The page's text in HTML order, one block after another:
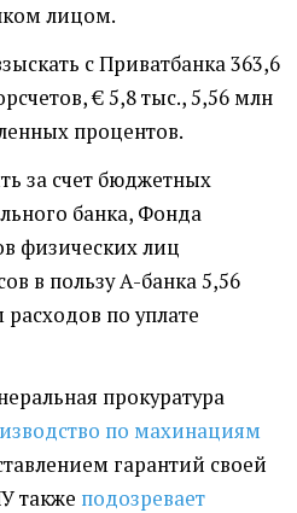
лицом.
с Приватбанка 363,6
€ 5,8 тыс., 5,56 млн
процентов.
за счет бюджетных
банка, Фонда
физических лиц
в пользу А-банка 5,56
по уплате
прокуратура
по махинациям
гарантий своей
также подозревает